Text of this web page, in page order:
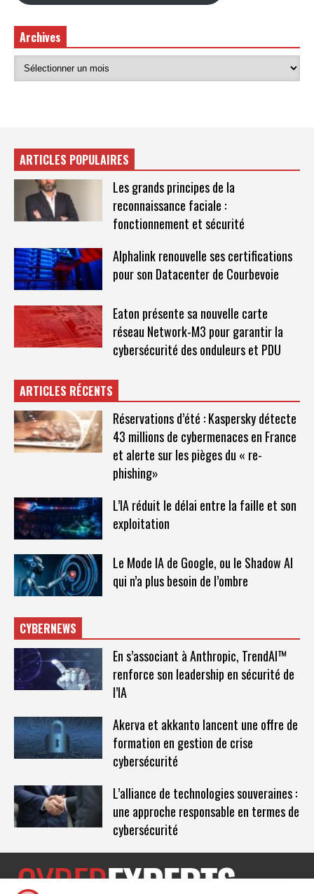
Archives
ARTICLES POPULAIRES
Les grands principes de la
reconnaissance faciale :
fonctionnement et sécurité
Alphalink renouvelle ses certifications
pour son Datacenter de Courbevoie
Eaton présente sa nouvelle carte
réseau Network-M3 pour garantir la
cybersécurité des onduleurs et PDU
ARTICLES RÉCENTS
Réservations d’été : Kaspersky détecte
43 millions de cybermenaces en France
et alerte sur les pièges du « re-
phishing»
L’IA réduit le délai entre la faille et son
exploitation
Le Mode IA de Google, ou le Shadow AI
qui n’a plus besoin de l’ombre
CYBERNEWS
En s’associant à Anthropic, TrendAI™
renforce son leadership en sécurité de
l’IA
Akerva et akkanto lancent une offre de
formation en gestion de crise
cybersécurité
L’alliance de technologies souveraines :
une approche responsable en termes de
cybersécurité